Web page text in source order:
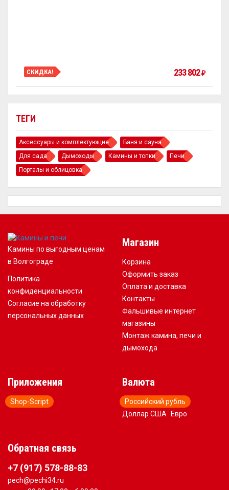
ТЕГИ
Аксессуары и комплектующие
Баня и сауна
Для сада
Дымоходы Камины и топки
Печи
Порталы и облицовка
СКИДКА! 233 802 ₽
Камины по выгодным ценам
в Волгограде
Политика
конфиденциальности
Согласие на обработку
персональных данных
Магазин
Корзина
Оформить заказ
Оплата и доставка
Контакты
Фальшивые интернет
магазины
Монтаж камина, печи и
дымохода
Приложения
Shop-Script
Валюта
Российский рубль
Доллар США
Евро
Обратная связь
+7 (917) 578-88-83
pech@pechi34.ru